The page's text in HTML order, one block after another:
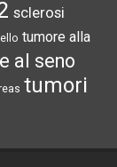
sclerosi
tumore alla
al seno
tumori